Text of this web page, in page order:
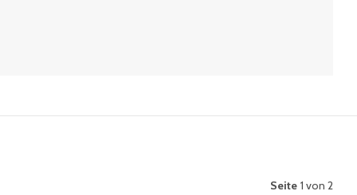
Seite 1 von 2